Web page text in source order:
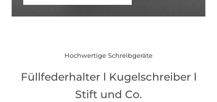
Hochwertige Schreibgeräte
Füllfederhalter l Kugelschreiber l
Stift und Co.